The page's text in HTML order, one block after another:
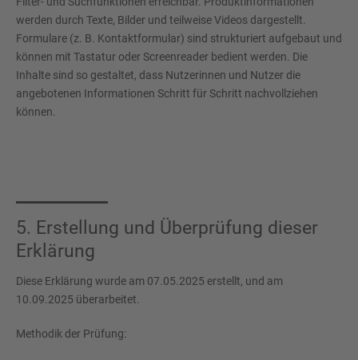
werden durch Texte, Bilder und teilweise Videos dargestellt.
Formulare (z. B. Kontaktformular) sind strukturiert aufgebaut und
können mit Tastatur oder Screenreader bedient werden. Die
Inhalte sind so gestaltet, dass Nutzerinnen und Nutzer die
angebotenen Informationen Schritt für Schritt nachvollziehen
können.
5. Erstellung und Überprüfung dieser
Erklärung
Diese Erklärung wurde am 07.05.2025 erstellt, und am
10.09.2025 überarbeitet.
Methodik der Prüfung: